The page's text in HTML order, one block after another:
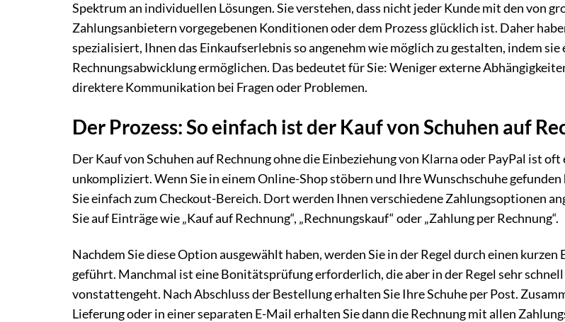
Spektrum an individuellen Lösungen. Sie verstehen, dass nicht jeder Kunde mit den von
Zahlungsanbietern vorgegebenen Konditionen oder dem Prozess glücklich ist. Daher
spezialisiert, Ihnen das Einkaufserlebnis so angenehm wie möglich zu gestalten, indem sie
Rechnungsabwicklung ermöglichen. Das bedeutet für Sie: Weniger externe
direktere Kommunikation bei Fragen oder Problemen.
Der Prozess: So einfach ist der Kauf von Schuhen auf
Der Kauf von Schuhen auf Rechnung ohne die Einbeziehung von Klarna oder PayPal ist
unkompliziert. Wenn Sie in einem Online-Shop stöbern und Ihre Wunschschuhe gefunden
Sie einfach zum Checkout-Bereich. Dort werden Ihnen verschiedene Zahlungsoptionen
Sie auf Einträge wie „Kauf auf Rechnung“, „Rechnungskauf“ oder „Zahlung per Rechnung“.
Nachdem Sie diese Option ausgewählt haben, werden Sie in der Regel durch einen kurzen
geführt. Manchmal ist eine Bonitätsprüfung erforderlich, die aber in der Regel sehr
vonstattengeht. Nach Abschluss der Bestellung erhalten Sie Ihre Schuhe per Post.
Lieferung oder in einer separaten E-Mail erhalten Sie dann die Rechnung mit allen